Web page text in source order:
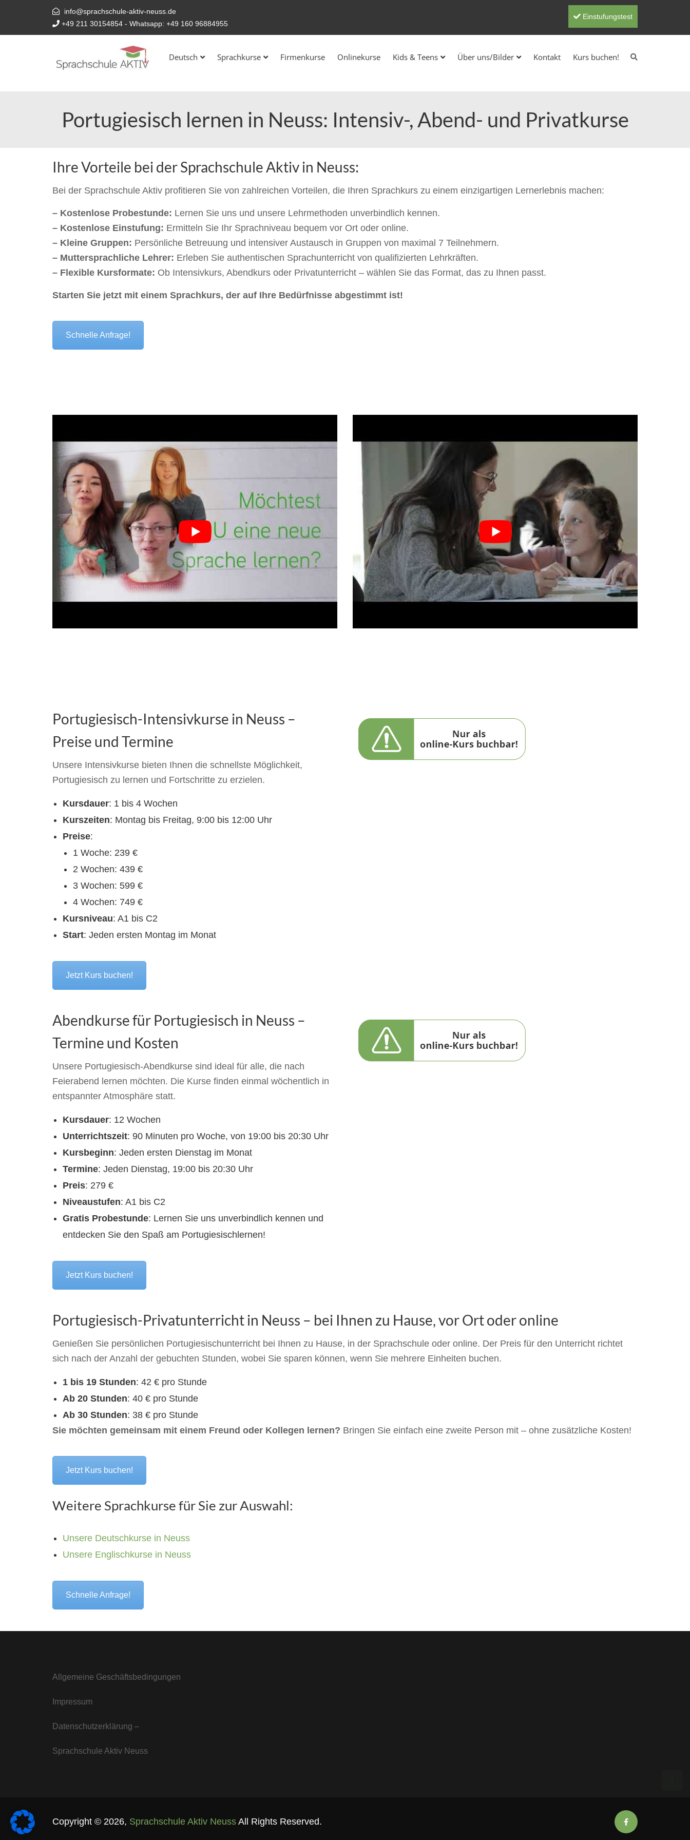
info@sprachschule-aktiv-neuss.de
+49 211 30154854 - Whatsapp: +49 160 96884955
Einstufungstest
Deutsch Sprachkurse Firmenkurse Onlinekurse Kids & Teens Über uns/Bilder Kontakt Kurs buchen!
Portugiesisch lernen in Neuss: Intensiv-, Abend- und Privatkurse
Ihre Vorteile bei der Sprachschule Aktiv in Neuss:
Bei der Sprachschule Aktiv profitieren Sie von zahlreichen Vorteilen, die Ihren Sprachkurs zu einem einzigartigen Lernerlebnis machen:
– Kostenlose Probestunde: Lernen Sie uns und unsere Lehrmethoden unverbindlich kennen.
– Kostenlose Einstufung: Ermitteln Sie Ihr Sprachniveau bequem vor Ort oder online.
– Kleine Gruppen: Persönliche Betreuung und intensiver Austausch in Gruppen von maximal 7 Teilnehmern.
– Muttersprachliche Lehrer: Erleben Sie authentischen Sprachunterricht von qualifizierten Lehrkräften.
– Flexible Kursformate: Ob Intensivkurs, Abendkurs oder Privatunterricht – wählen Sie das Format, das zu Ihnen passt.
Starten Sie jetzt mit einem Sprachkurs, der auf Ihre Bedürfnisse abgestimmt ist!
Schnelle Anfrage!
Portugiesisch-Intensivkurse in Neuss –
Preise und Termine
Unsere Intensivkurse bieten Ihnen die schnellste Möglichkeit,
Portugiesisch zu lernen und Fortschritte zu erzielen.
Kursdauer: 1 bis 4 Wochen
Kurszeiten: Montag bis Freitag, 9:00 bis 12:00 Uhr
Preise:
1 Woche: 239 €
2 Wochen: 439 €
3 Wochen: 599 €
4 Wochen: 749 €
Kursniveau: A1 bis C2
Start: Jeden ersten Montag im Monat
Jetzt Kurs buchen!
Abendkurse für Portugiesisch in Neuss –
Termine und Kosten
Unsere Portugiesisch-Abendkurse sind ideal für alle, die nach
Feierabend lernen möchten. Die Kurse finden einmal wöchentlich in
entspannter Atmosphäre statt.
Kursdauer: 12 Wochen
Unterrichtszeit: 90 Minuten pro Woche, von 19:00 bis 20:30 Uhr
Kursbeginn: Jeden ersten Dienstag im Monat
Termine: Jeden Dienstag, 19:00 bis 20:30 Uhr
Preis: 279 €
Niveaustufen: A1 bis C2
Gratis Probestunde: Lernen Sie uns unverbindlich kennen und
entdecken Sie den Spaß am Portugiesischlernen!
Jetzt Kurs buchen!
Portugiesisch-Privatunterricht in Neuss – bei Ihnen zu Hause, vor Ort oder online
Genießen Sie persönlichen Portugiesischunterricht bei Ihnen zu Hause, in der Sprachschule oder online. Der Preis für den Unterricht richtet
sich nach der Anzahl der gebuchten Stunden, wobei Sie sparen können, wenn Sie mehrere Einheiten buchen.
1 bis 19 Stunden: 42 € pro Stunde
Ab 20 Stunden: 40 € pro Stunde
Ab 30 Stunden: 38 € pro Stunde
Sie möchten gemeinsam mit einem Freund oder Kollegen lernen? Bringen Sie einfach eine zweite Person mit – ohne zusätzliche Kosten!
Jetzt Kurs buchen!
Weitere Sprachkurse für Sie zur Auswahl:
Unsere Deutschkurse in Neuss
Unsere Englischkurse in Neuss
Schnelle Anfrage!
Allgemeine Geschäftsbedingungen
Impressum
Datenschutzerklärung –
Sprachschule Aktiv Neuss
Copyright © 2026, Sprachschule Aktiv Neuss All Rights Reserved.